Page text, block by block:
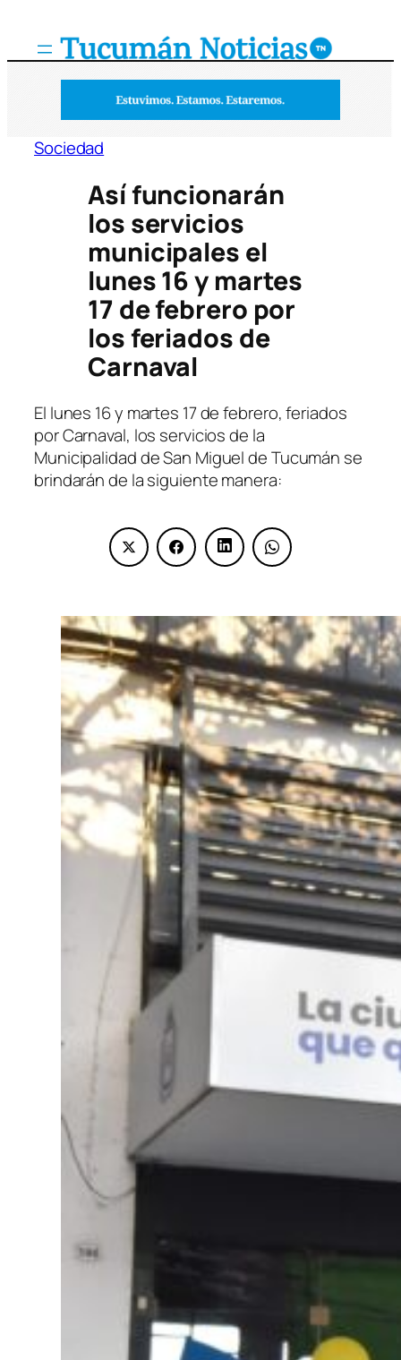
Sociedad
Así funcionarán
los servicios
municipales el
lunes 16 y martes
17 de febrero por
los feriados de
Carnaval
El lunes 16 y martes 17 de febrero, feriados
por Carnaval, los servicios de la
Municipalidad de San Miguel de Tucumán se
brindarán de la siguiente manera: